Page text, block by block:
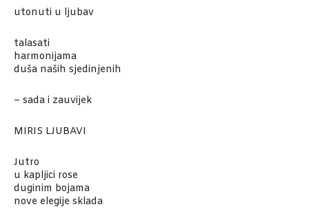
utonuti u ljubav
talasati
harmonijama
duša naših sjedinjenih
– sada i zauvijek
MIRIS LJUBAVI
Jutro
u kapljici rose
duginim bojama
nove elegije sklada